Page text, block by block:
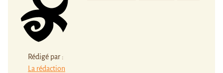
Rédigé par :
La rédaction